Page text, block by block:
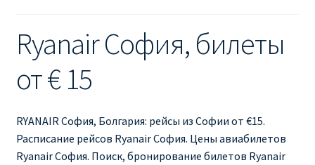
Ryanair изменения
Ryanair изменить дату
Ryanair изменить фамилию
Ryanair Испания
Ryanair София, билеты
от € 15
RYANAIR София, Болгария: рейсы из Софии от €15.
Расписание рейсов Ryanair София. Цены авиабилетов
Ryanair София. Поиск, бронирование билетов Ryanair